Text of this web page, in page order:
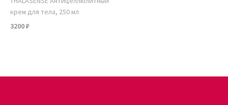
крем для тела, 250 мл
3200 ₽